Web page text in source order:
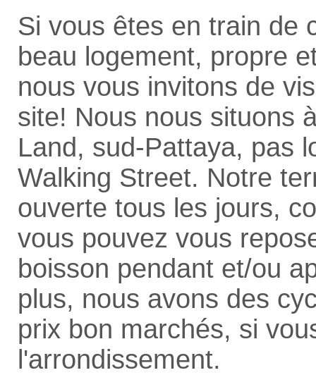
Si vous êtes en train de
beau logement, propre
nous vous invitons de
site! Nous nous situons
Land, sud-Pattaya, pas
Walking Street. Notre
ouverte tous les jours,
vous pouvez vous
boisson pendant et/ou
plus, nous avons des
prix bon marchés, si
l'arrondissement.